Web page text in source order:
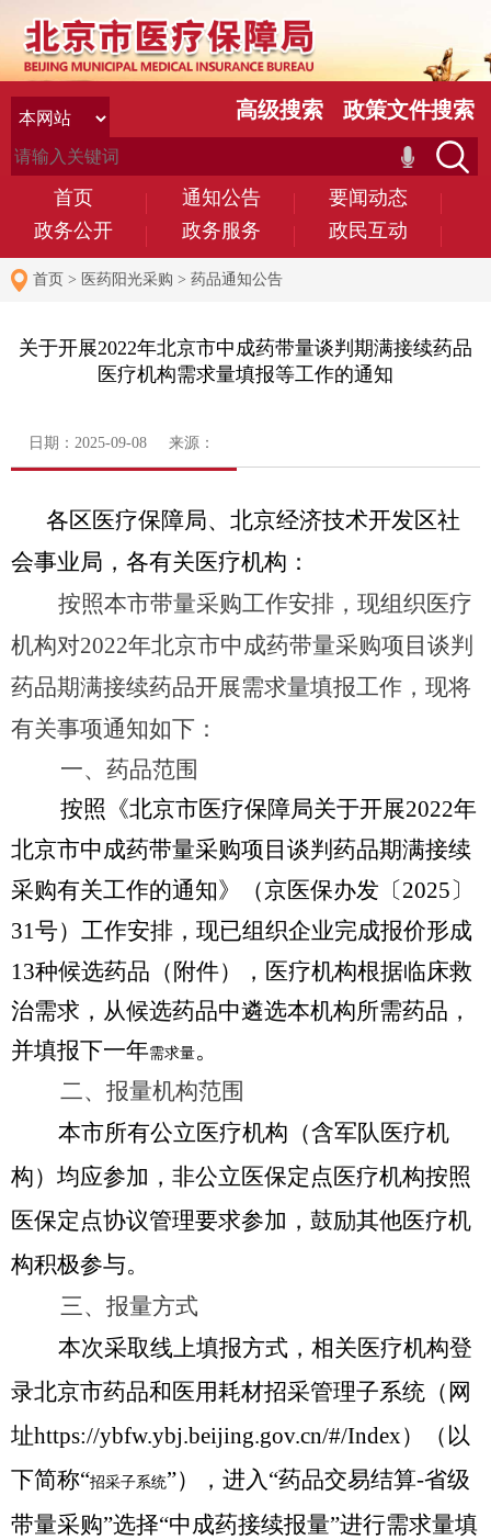
首页 通知公告
要闻动态
政务公开
政务服务 政民互动
高级搜索 政策文件搜索
首页 > 医药阳光采购 > 药品通知公告
关于开展2022年北京市中成药带量谈判期满接续药品
医疗机构需求量填报等工作的通知
日期：2025-09-08 来源：
各区医疗保障局、北京经济技术开发区社
会事业局，各有关医疗机构：
按照本市带量采购工作安排，现组织医疗
机构对2022年北京市中成药带量采购项目谈判
药品期满接续药品开展需求量填报工作，现将
有关事项通知如下：
一、药品范围
按照《北京市医疗保障局关于开展2022年
北京市中成药带量采购项目谈判药品期满接续
采购有关工作的通知》（京医保办发〔2025〕
31号）工作安排，现已组织企业完成报价形成
13种候选药品（附件）， 医疗机构根据临床救
治需求，从候选药品中遴选本机构所需药品，
并填报下一年需求量。
二、报量机构范围
本市所有公立医疗机构（含军队医疗机
构）均应参加，非公立医保定点医疗机构按照
医保定点协议管理要求参加，鼓励其他医疗机
构积极参与。
三、报量方式
本次采取线上填报方式，相关医疗机构登
录北京市药品和医用耗材招采管理子系统（网
址https://ybfw.ybj.beijing.gov.cn/#/Index）（以
下简称“招采子系统”），进入“药品交易结算-省级
带量采购”选择“中成药接续报量”进行需求量填